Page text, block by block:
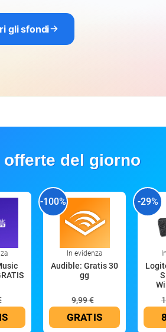
gli sfondi
offerte del giorno
-100%
In evidenza
Audible: Gratis 30
gg
9,99 €
GRATIS
-29%